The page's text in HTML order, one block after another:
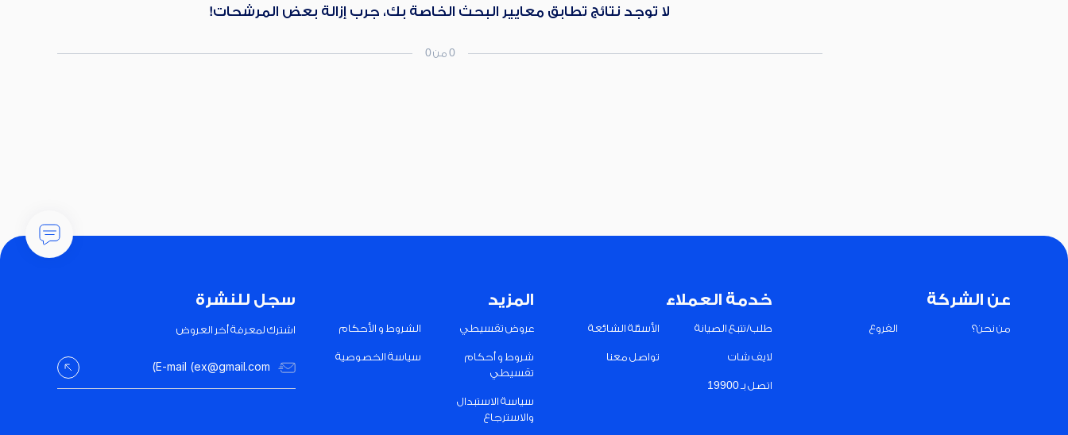
لا توجد نتائج تطابق معايير البحث الخاصة بك، جرب إزالة بعض المرشحات!
0 من 0
عن الشركة
من نحن؟ الفروع
خدمة العملاء
طلب/تتبع الصيانة الأسئلة الشائعة
لايف شات تواصل معنا
اتصل بـ 19900
المزيد
عروض تقسيطي الشروط و الأحكام
شروط و أحكام
تقسيطي
سياسة الخصوصية
سياسة الاستبدال
والاسترجاع
سجل للنشرة
اشترك لمعرفة أخر العروض